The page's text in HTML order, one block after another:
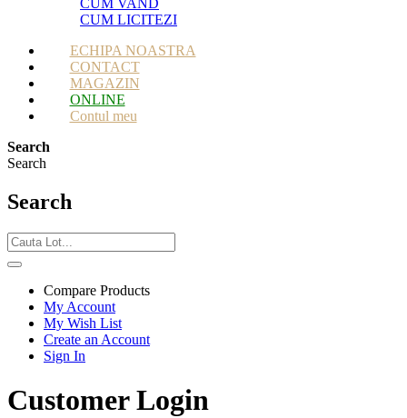
CUM VAND
CUM LICITEZI
ECHIPA NOASTRA
CONTACT
MAGAZIN
ONLINE
Contul meu
Search
Search
Search
Compare Products
My Account
My Wish List
Create an Account
Sign In
Customer Login